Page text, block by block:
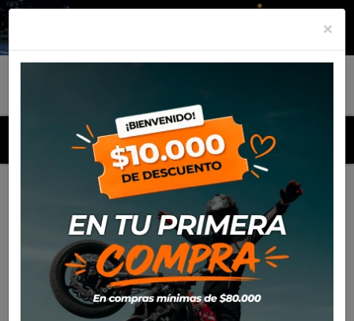
MENU
Productos Equipamiento
Casco Nolan N60-6
Sport Dinamico
×